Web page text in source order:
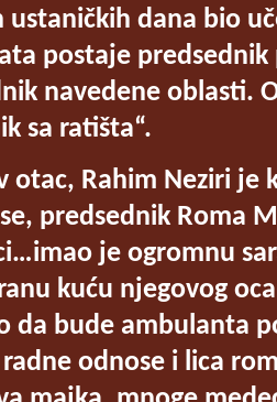
ustaničkih dana bio
postaje
navedene oblasti.
sa ratišta“.
otac, Rahim Neziri je
predsednik Roma
je ogromnu
kuću njegovog
da bude ambulanta
odnose i lica